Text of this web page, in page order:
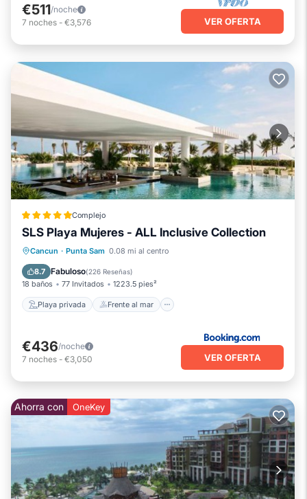
€511/noche
7 noches - €3,576 VER OFERTA
Complejo
SLS Playa Mujeres - ALL Inclusive Collection
Cancun · Punta Sam 0.08 mi al centro
8.7 Fabuloso(226 Reseñas)
18 baños 77 Invitados 1223.5 pies²
Playa privada Frente al mar
Playa privada
Frente al mar
Bañera de hidromasaje
€436/noche
7 noches - €3,050 VER OFERTA
Ahorra con OneKey